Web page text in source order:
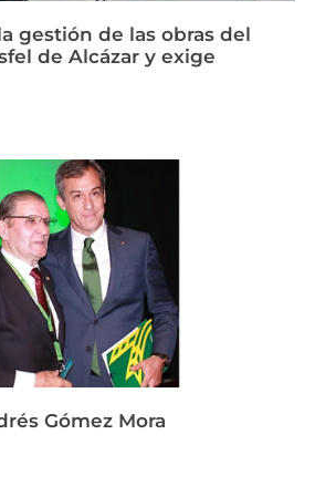
gestión de las obras del
de Alcázar y exige
Gómez Mora